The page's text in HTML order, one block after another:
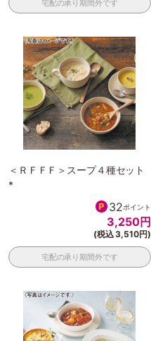
宅配の承り期間外です
＜ＲＦＦＦ＞スープ４種セット
*
32ポイント
3,250円
(税込 3,510円)
宅配の承り期間外です